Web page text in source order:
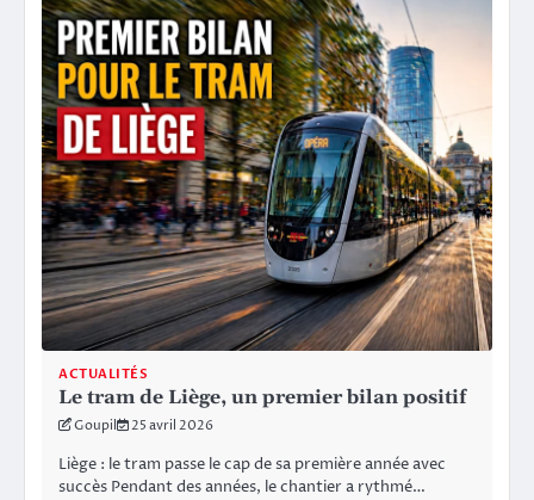
ACTUALITÉS
Le tram de Liège, un premier bilan positif
Goupil 25 avril 2026
Liège : le tram passe le cap de sa première année avec
succès Pendant des années, le chantier a rythmé…